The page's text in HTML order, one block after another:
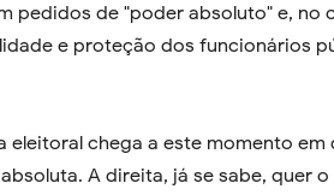
pedidos de "poder absoluto" e, no
e proteção dos funcionários
eleitoral chega a este momento em
A direita, já se sabe, quer